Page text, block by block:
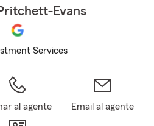
Evans
Services
al agente Email al agente